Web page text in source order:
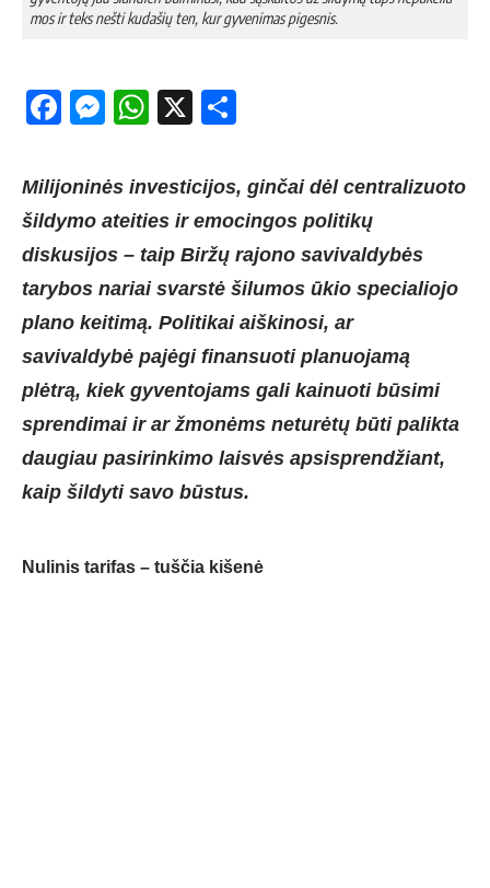
mos ir teks ne­šti ku­da­šių ten, kur gy­ve­ni­mas pi­ges­nis.
Facebook
Messenger
WhatsApp
X
Milijoninės investicijos, ginčai dėl centralizuoto
šildymo ateities ir emocingos politikų
diskusijos – taip Biržų rajono savivaldybės
tarybos nariai svarstė šilumos ūkio specialiojo
plano keitimą. Politikai aiškinosi, ar
savivaldybė pajėgi finansuoti planuojamą
plėtrą, kiek gyventojams gali kainuoti būsimi
sprendimai ir ar žmonėms neturėtų būti palikta
daugiau pasirinkimo laisvės apsisprendžiant,
kaip šildyti savo būstus.
Nulinis tarifas – tuščia kišenė